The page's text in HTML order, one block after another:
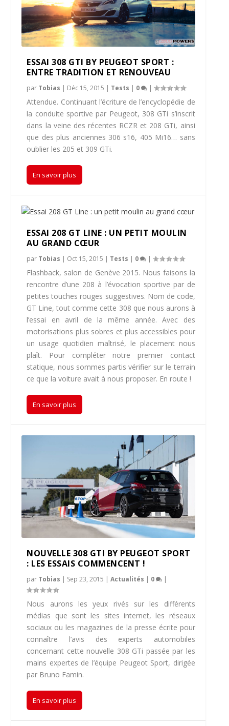
ESSAI 308 GTI BY PEUGEOT SPORT :
ENTRE TRADITION ET RENOUVEAU
par Tobias | Déc 15, 2015 | Tests | 0 |
Attendue. Continuant l’écriture de l’encyclopédie de
la conduite sportive par Peugeot, 308 GTi s’inscrit
dans la veine des récentes RCZR et 208 GTi, ainsi
que des plus anciennes 306 s16, 405 Mi16… sans
oublier les 205 et 309 GTi.
En savoir plus
ESSAI 208 GT LINE : UN PETIT MOULIN
AU GRAND CŒUR
par Tobias | Oct 15, 2015 | Tests | 0 |
Flashback, salon de Genève 2015. Nous faisons la
rencontre d’une 208 à l’évocation sportive par de
petites touches rouges suggestives. Nom de code,
GT Line, tout comme cette 308 que nous aurons à
l’essai en avril de la même année. Avec des
motorisations plus sobres et plus accessibles pour
un usage quotidien maîtrisé, le placement nous
plaît. Pour compléter notre premier contact
statique, nous sommes partis vérifier sur le terrain
ce que la voiture avait à nous proposer. En route !
En savoir plus
NOUVELLE 308 GTI BY PEUGEOT SPORT
: LES ESSAIS COMMENCENT !
par Tobias | Sep 23, 2015 |Actualités | 0 |
Nous aurons les yeux rivés sur les différents
médias que sont les sites internet, les réseaux
sociaux ou les magazines de la presse écrite pour
connaître l’avis des experts automobiles
concernant cette nouvelle 308 GTi passée par les
mains expertes de l’équipe Peugeot Sport, dirigée
par Bruno Famin.
En savoir plus